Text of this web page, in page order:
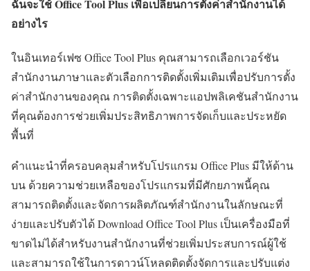
ฉันจะใช้ Office Tool Plus เพื่อเปลี่ยนการตั้งค่าสำนักงานได้
อย่างไร
ในอินเทอร์เฟซ Office Tool Plus คุณสามารถเลือกเวอร์ชัน
สำนักงานภาษาและตัวเลือกการติดตั้งเพิ่มเติมเพื่อปรับการตั้ง
ค่าสำนักงานของคุณ การติดตั้งเฉพาะแอปพลิเคชันสำนักงาน
ที่คุณต้องการช่วยเพิ่มประสิทธิภาพการจัดเก็บและประหยัด
พื้นที่
คำแนะนำที่ครอบคลุมสำหรับโปรแกรม Office Plus มีให้ด้าน
บน ด้วยความช่วยเหลือของโปรแกรมที่มีศักยภาพนี้คุณ
สามารถติดตั้งและจัดการผลิตภัณฑ์สำนักงานในลักษณะที่
ง่ายและปรับตัวได้ Download Office Tool Plus เป็นเครื่องมือที่
ขาดไม่ได้สำหรับงานสำนักงานที่ช่วยเพิ่มประสบการณ์ผู้ใช้
และสามารถใช้ในการดาวน์โหลดติดตั้งจัดการและปรับแต่ง